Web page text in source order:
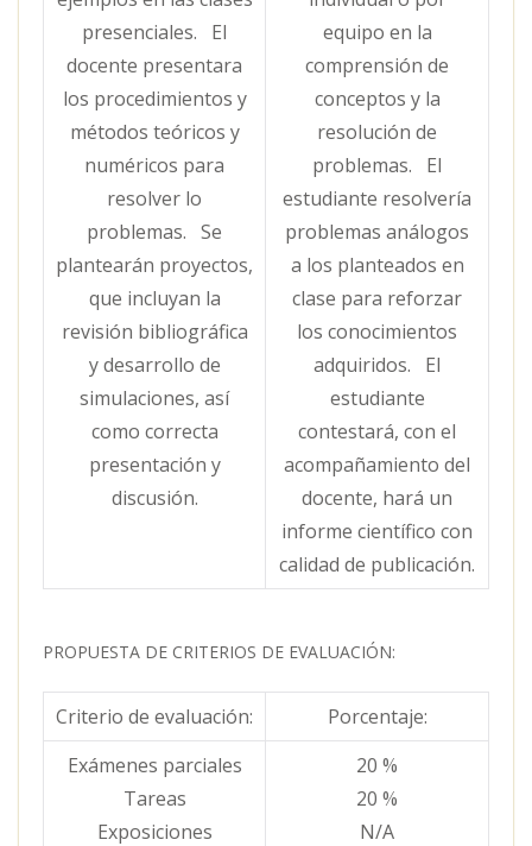
presenciales. El
docente presentara
los procedimientos y
métodos teóricos y
numéricos para
resolver lo
problemas. Se
plantearán proyectos,
que incluyan la
revisión bibliográfica
y desarrollo de
simulaciones, así
como correcta
presentación y
discusión.
equipo en la
comprensión de
conceptos y la
resolución de
problemas. El
estudiante resolvería
problemas análogos
a los planteados en
clase para reforzar
los conocimientos
adquiridos. El
estudiante
contestará, con el
acompañamiento del
docente, hará un
informe científico con
calidad de publicación.
PROPUESTA DE CRITERIOS DE EVALUACIÓN:
Criterio de evaluación:
Porcentaje:
Exámenes parciales
Tareas
Exposiciones
20 %
20 %
N/A